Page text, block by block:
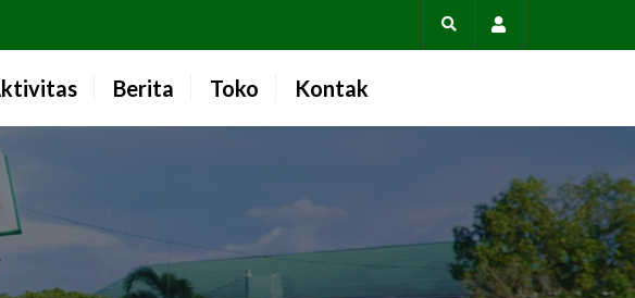
Berita Toko Kontak